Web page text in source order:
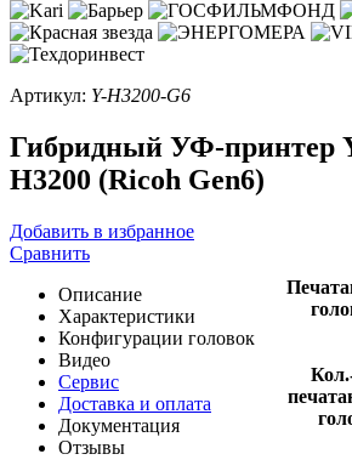
Артикул: Y-H3200-G6
Гибридный УФ-принтер
H3200 (Ricoh Gen6)
Добавить в избранное
Сравнить
Описание
Характеристики
Конфигурации головок
Видео
Сервис
Доставка и оплата
Документация
Отзывы